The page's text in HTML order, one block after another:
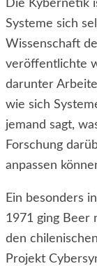
Die Kybernetik
Systeme sich
Wissenschaft
veröffentlichte
darunter
wie sich
jemand sagt,
Forschung
anpassen
Ein besonders
1971 ging Beer
den
Projekt